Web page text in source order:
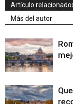
Artículo
Más del autor